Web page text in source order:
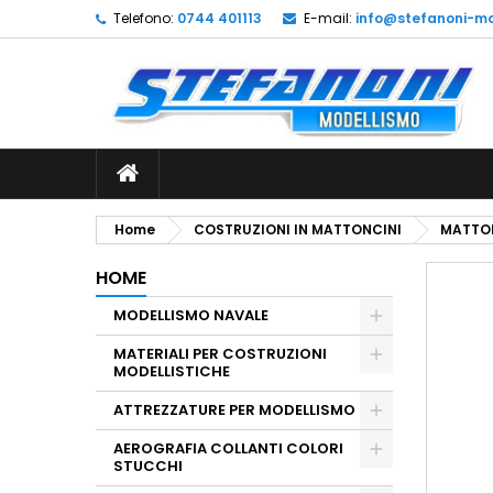
Telefono: 0744 401113 E-mail: info@stefanoni-
Home COSTRUZIONI IN MATTONCINI
HOME
MODELLISMO NAVALE
MATERIALI PER COSTRUZIONI
MODELLISTICHE
ATTREZZATURE PER MODELLISMO
AEROGRAFIA COLLANTI COLORI
STUCCHI